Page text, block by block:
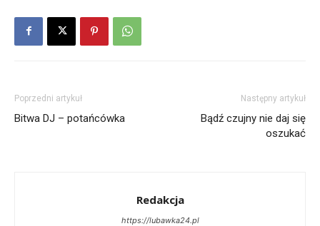
Poprzedni artykuł
Bitwa DJ – potańcówka
Następny artykuł
Bądź czujny nie daj się
oszukać
Redakcja
https://lubawka24.pl